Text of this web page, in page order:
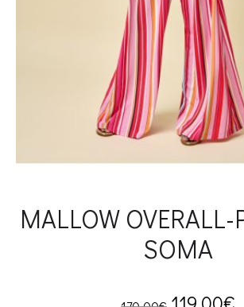
MALLOW OVERALL-
SOMA